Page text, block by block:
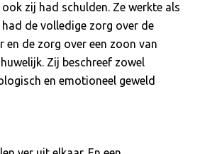
zij had schulden. Ze werkte als
de volledige zorg over de
en de zorg over een zoon van
Zij beschreef zowel
en emotioneel geweld